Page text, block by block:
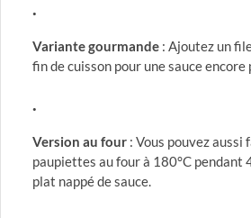
Variante gourmande : Ajoutez un
fin de cuisson pour une sauce encore
Version au four : Vous pouvez aussi
paupiettes au four à 180°C pendant
plat nappé de sauce.